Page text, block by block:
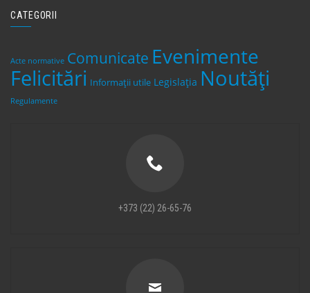
CATEGORII
Acte normative Comunicate Evenimente
Felicitări Informații utile Legislaţia Noutăți
Regulamente
+373 (22) 26-65-76